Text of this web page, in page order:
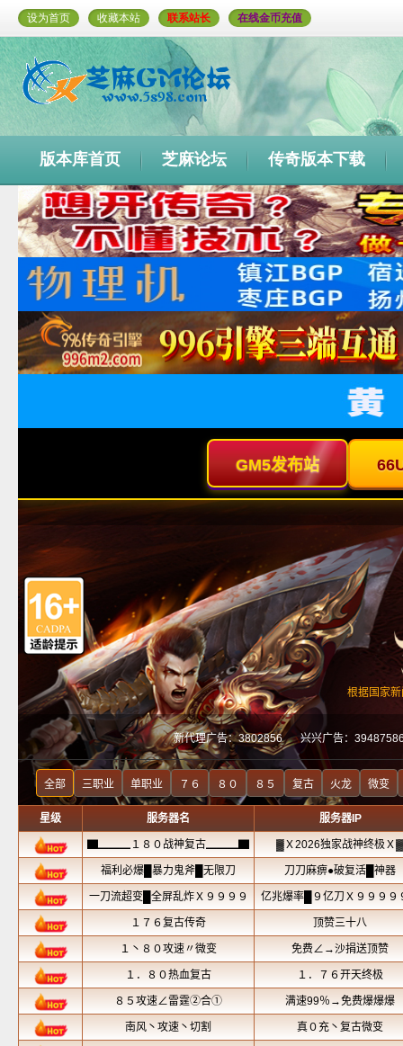
设为首页 收藏本站 联系站长 在线金币充值
版本库首页 芝麻论坛 传奇版本下载